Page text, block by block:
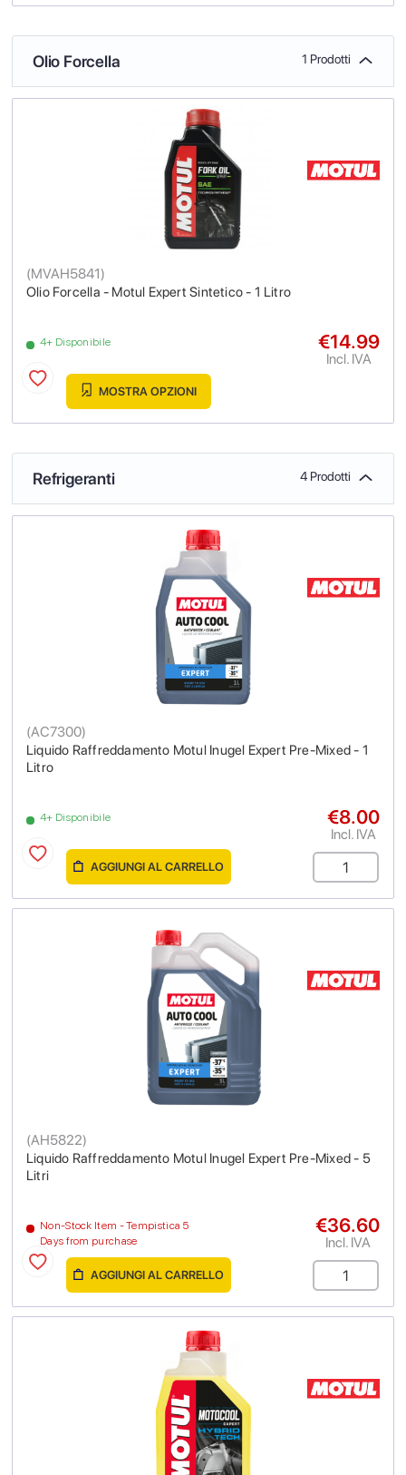
Olio Forcella 1 Prodotti
Olio Forcella - Motul Expert Sintetico - 1 Litro
(MVAH5841)
4+ Disponibile €14.99
Incl. IVA
MOSTRA OPZIONI
Refrigeranti 4 Prodotti
Liquido Raffreddamento Motul Inugel Expert Pre-Mixed - 1
Litro
(AC7300)
4+ Disponibile €8.00
Incl. IVA
AGGIUNGI AL CARRELLO
Liquido Raffreddamento Motul Inugel Expert Pre-Mixed - 5
Litri
(AH5822)
Non-Stock Item - Tempistica 5
Days from purchase
€36.60
Incl. IVA
AGGIUNGI AL CARRELLO